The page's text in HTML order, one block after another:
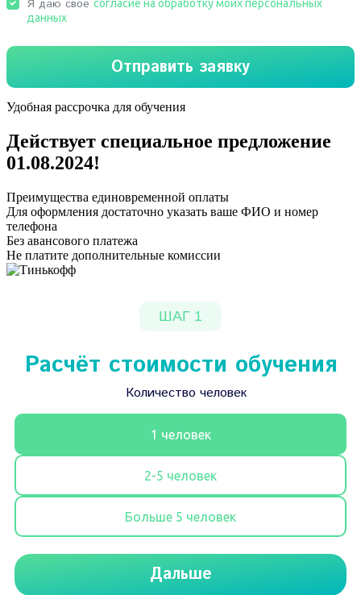
Удобная рассрочка для обучения
Действует специальное предложение
01.08.2024!
Преимущества единовременной оплаты
Для оформления достаточно указать ваше ФИО и номер
телефона
Без авансового платежа
Не платите дополнительные комиссии